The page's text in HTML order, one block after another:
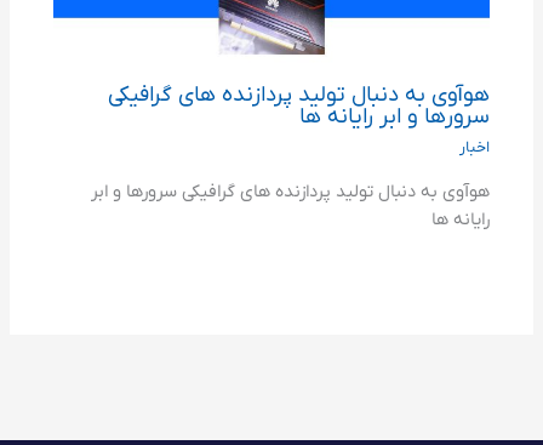
هوآوی به دنبال تولید پردازنده های گرافیکی
سرورها و ابر رایانه ها
اخبار
هوآوی به دنبال تولید پردازنده های گرافیکی سرورها و ابر
رایانه ها